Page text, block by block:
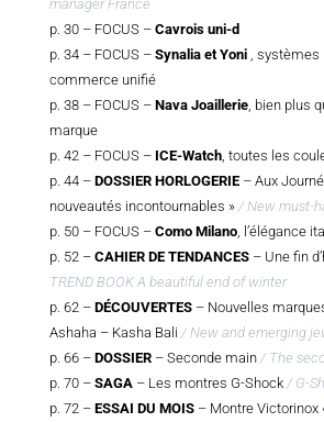
manager France
p. 30 – FOCUS – Cavrois uni-d
p. 34 – FOCUS – Synalia et Yoni, systèmes
commerce unifié
p. 38 – FOCUS – Nava Joaillerie, bien plus
marque
p. 42 – FOCUS – ICE-Watch, toutes les
p. 44 – DOSSIER HORLOGERIE– Aux
nouveautés incontournables »/ New must-
p. 50 – FOCUS – Como Milano, l’élégance
p. 52 – CAHIER DE TENDANCES– Une fin
TREND BOOK A beautiful end of winter
p. 62 – DÉCOUVERTES– Nouvelles
Ashaha – Kasha Bali / New and emerging
p. 66 – DOSSIER– Seconde main / The
p. 70 – SAGA– Les montres G-Shock / G-
p. 72 – ESSAI DU MOIS– Montre Victorinox